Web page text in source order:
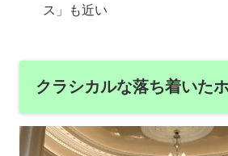
ス」も近い
クラシカルな落ち着いた